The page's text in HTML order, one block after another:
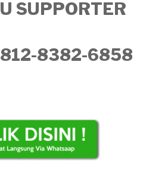
SUPPORTER
8382-6858